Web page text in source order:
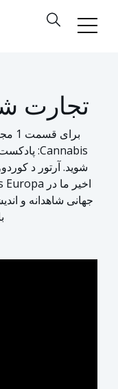
تجارت
جهانی شاهدانه و